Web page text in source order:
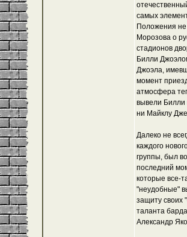
самых
Положения
Морозова о
стадионов
Билли
Джоэла,
момент
атмосфера
вывели Билли
ни Майклу
Далеко не
каждого
группы, был
последний
которые все-
"неудобные"
защиту своих
таланта
Александр